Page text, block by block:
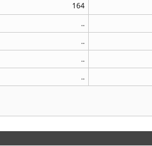
164
..
..
..
..